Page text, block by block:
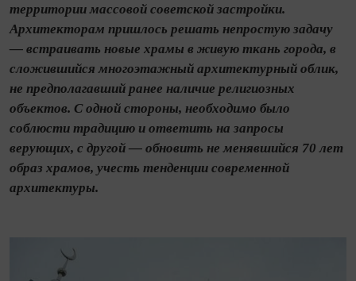
территории массовой советской застройки.
Архитекторам пришлось решать непростую задачу
— встраивать новые храмы в живую ткань города, в
сложившийся многоэтажный архитектурный облик,
не предполагавший ранее наличие религиозных
объектов. С одной стороны, необходимо было
соблюсти традицию и ответить на запросы
верующих, с другой — обновить не менявшийся 70 лет
образ храмов, учесть тенденции современной
архитектуры.